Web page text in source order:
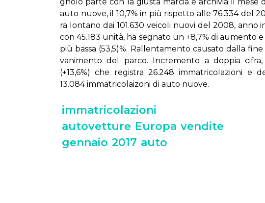
au­to nuo­ve, il 10,7% in più ri­spet­to al­le 76.334 del
ra lon­ta­no dai 101.630 vei­co­li nuo­vi del 2008, an­no
con 45.183 uni­tà, ha se­gna­to un +8,7% di
più bas­sa (53,5)%. Ral­len­ta­men­to cau­sa­to dal­la
va­ni­men­to del par­co. In­cre­men­to a dop­pia
(+13,6%) che re­gi­stra 26.248 im­ma­tri­co­la­zio­ni e
13.084 im­ma­tri­co­lai­zo­ni di au­to nuo­ve.
immatricolazioni
autovetture Europa vendite
gennaio 2017 auto